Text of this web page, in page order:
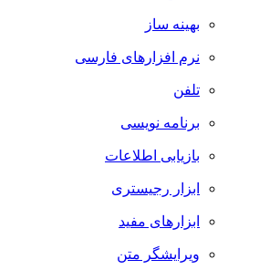
بهینه ساز
نرم افزارهای فارسی
تلفن
برنامه نویسی
بازیابی اطلاعات
ابزار رجیستری
ابزارهای مفید
ویرایشگر متن